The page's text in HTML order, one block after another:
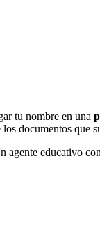
tu nombre en una
documentos que
agente educativo